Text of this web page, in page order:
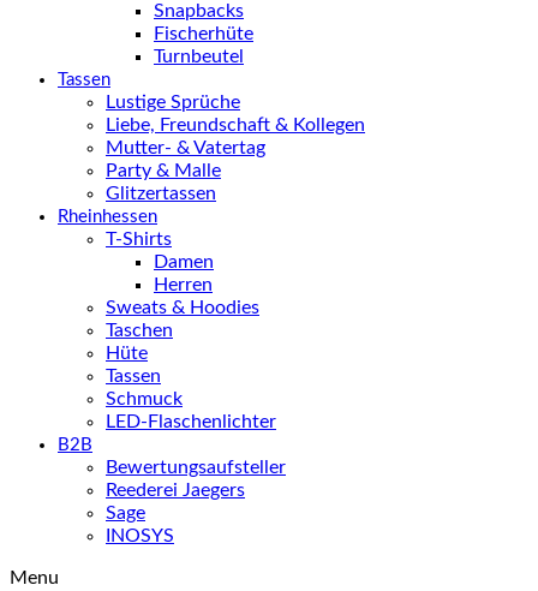
Snapbacks
Fischerhüte
Turnbeutel
Tassen
Lustige Sprüche
Liebe, Freundschaft & Kollegen
Mutter- & Vatertag
Party & Malle
Glitzertassen
Rheinhessen
T-Shirts
Damen
Herren
Sweats & Hoodies
Taschen
Hüte
Tassen
Schmuck
LED-Flaschenlichter
B2B
Bewertungsaufsteller
Reederei Jaegers
Sage
INOSYS
Menu